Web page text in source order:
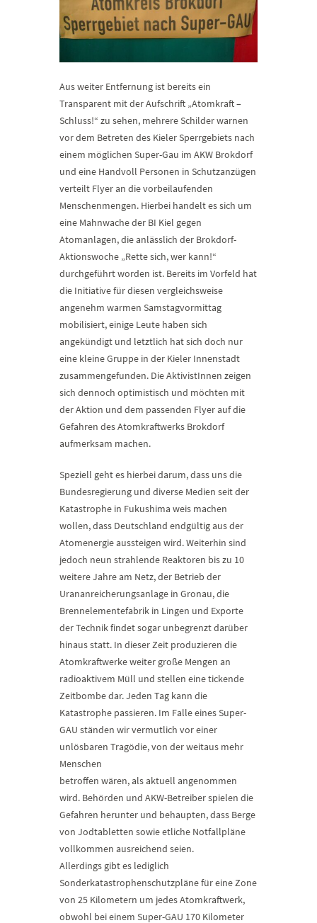
Aus weiter Entfernung ist bereits ein
Transparent mit der Aufschrift „Atomkraft –
Schluss!“ zu sehen, mehrere Schilder warnen
vor dem Betreten des Kieler Sperrgebiets nach
einem möglichen Super-Gau im AKW Brokdorf
und eine Handvoll Personen in Schutzanzügen
verteilt Flyer an die vorbeilaufenden
Menschenmengen. Hierbei handelt es sich um
eine Mahnwache der BI Kiel gegen
Atomanlagen, die anlässlich der Brokdorf-
Aktionswoche „Rette sich, wer kann!“
durchgeführt worden ist. Bereits im Vorfeld hat
die Initiative für diesen vergleichsweise
angenehm warmen Samstagvormittag
mobilisiert, einige Leute haben sich
angekündigt und letztlich hat sich doch nur
eine kleine Gruppe in der Kieler Innenstadt
zusammengefunden. Die AktivistInnen zeigen
sich dennoch optimistisch und möchten mit
der Aktion und dem passenden Flyer auf die
Gefahren des Atomkraftwerks Brokdorf
aufmerksam machen.
Speziell geht es hierbei darum, dass uns die
Bundesregierung und diverse Medien seit der
Katastrophe in Fukushima weis machen
wollen, dass Deutschland endgültig aus der
Atomenergie aussteigen wird. Weiterhin sind
jedoch neun strahlende Reaktoren bis zu 10
weitere Jahre am Netz, der Betrieb der
Urananreicherungsanlage in Gronau, die
Brennelementefabrik in Lingen und Exporte
der Technik findet sogar unbegrenzt darüber
hinaus statt. In dieser Zeit produzieren die
Atomkraftwerke weiter große Mengen an
radioaktivem Müll und stellen eine tickende
Zeitbombe dar. Jeden Tag kann die
Katastrophe passieren. Im Falle eines Super-
GAU ständen wir vermutlich vor einer
unlösbaren Tragödie, von der weitaus mehr
Menschen
betroffen wären, als aktuell angenommen
wird. Behörden und AKW-Betreiber spielen die
Gefahren herunter und behaupten, dass Berge
von Jodtabletten sowie etliche Notfallpläne
vollkommen ausreichend seien.
Allerdings gibt es lediglich
Sonderkatastrophenschutzpläne für eine Zone
von 25 Kilometern um jedes Atomkraftwerk,
obwohl bei einem Super-GAU 170 Kilometer